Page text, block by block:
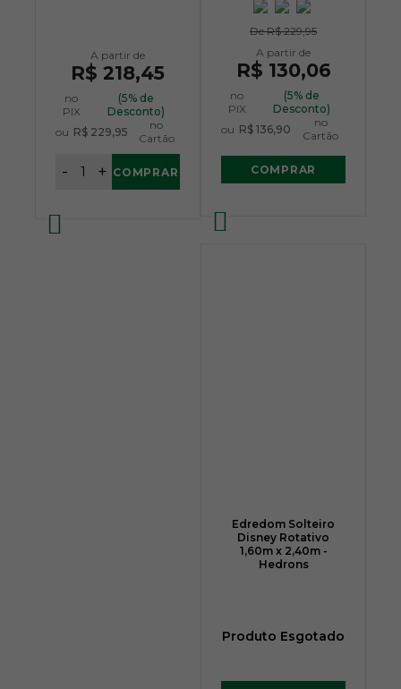
R$ 218,45
no
PIX
(5% de
Desconto)
ou R$ 229,95
no
Cartão
+
- COMPRAR
DeR$ 229,95
R$ 130,06
no
PIX
(5% de
Desconto)
ou R$ 136,90
no
Cartão
COMPRAR
Edredom Solteiro
Disney Rotativo
1,60m x 2,40m -
Hedrons
Produto Esgotado